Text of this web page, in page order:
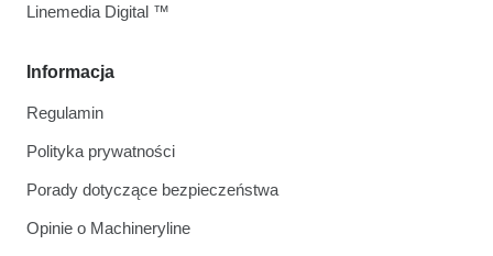
Informacja
Regulamin
Polityka prywatności
Porady dotyczące bezpieczeństwa
Opinie o Machineryline
Linemedia Digital ™